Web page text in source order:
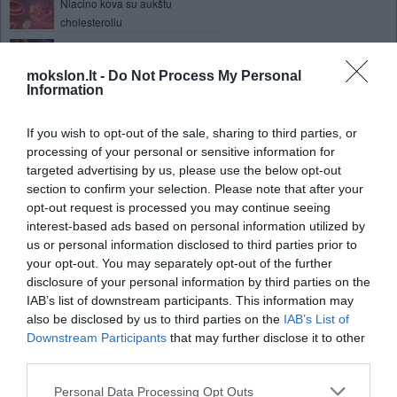
mokslon.lt - Do Not Process My Personal
Information
If you wish to opt-out of the sale, sharing to third parties, or
processing of your personal or sensitive information for
targeted advertising by us, please use the below opt-out
section to confirm your selection. Please note that after your
opt-out request is processed you may continue seeing
interest-based ads based on personal information utilized by
us or personal information disclosed to third parties prior to
your opt-out. You may separately opt-out of the further
disclosure of your personal information by third parties on the
IAB’s list of downstream participants. This information may
also be disclosed by us to third parties on the IAB’s List of
Downstream Participants that may further disclose it to other
Personal Data Processing Opt Outs
Niacino kova su aukštu
cholesteroliu
Mykolas Drunga. Politika turi
mokslo klausyti, o ne jį
Geri žurnalistai turi visuomenei pranešinėti mokslininkų nuomones.
aktualu, kai pasikliovimas mokslu gali pareikalauti milžiniškų išlaidų ir
gyvenimo būdo pokyčių, kaip, pvz., visuotinio šilimo atveju. Bet
mokslininkai turi būti patikimi bei objektyvūs.
Ilgą laiką Amerikos dešinieji, ypač susitelkę respublikonų partijoje,
kalbomis apie globalinį klimato šilimą. Dabar jų (bent kai kurių)
keičiasi. Štai ką dienraštyje „Washington Post“ dėsto buvęs George`o
kalbų rašytojas, žurnalistas Michaelas Gersonas:
nyksta rūšys, tirpsta ledo skydai, plonėja jūrų ledas, kyla vandens